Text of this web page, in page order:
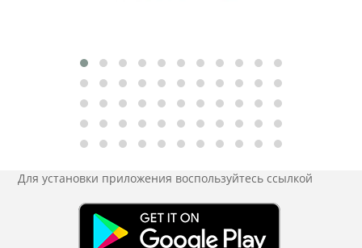
Для установки приложения воспользуйтесь ссылкой